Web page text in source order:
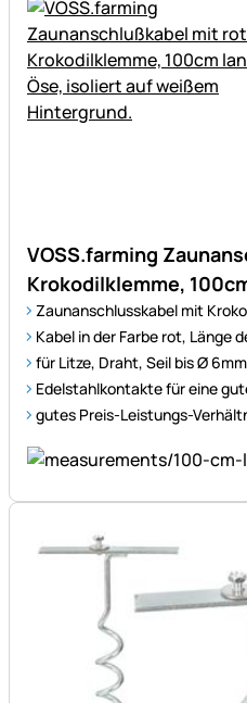
VOSS.farming
Krokodilklemme,
Zaunanschlusskabel mit
Kabel in der Farbe rot, Länge
für Litze, Draht, Seil bis Ø
Edelstahlkontakte für eine
gutes Preis-Leistungs-